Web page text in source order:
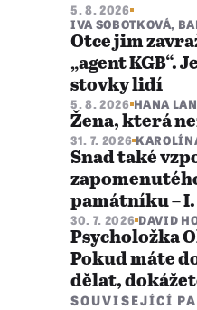
5. 8. 2026
IVA SOBOTKOVÁ,
Otce jim
„agent KGB“.
stovky lidí
5. 8. 2026 HANA
Žena, která
31. 7. 2026
Snad také
památníku –
30. 7. 2026 DAVID
Psycholožka
Pokud máte
dělat,
SOUVISEJÍCÍ